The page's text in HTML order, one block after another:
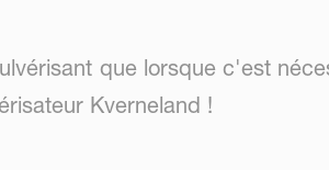
que lorsque c'est
Kverneland !